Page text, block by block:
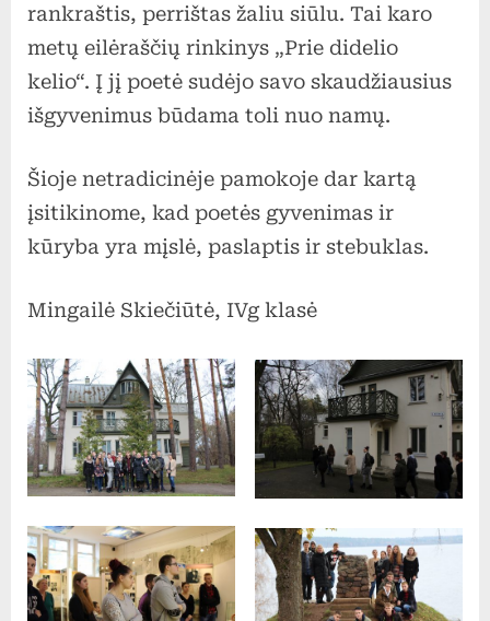
rankraštis, perrištas žaliu siūlu. Tai karo
metų eilėraščių rinkinys „Prie didelio
kelio“. Į jį poetė sudėjo savo skaudžiausius
išgyvenimus būdama toli nuo namų.
Šioje netradicinėje pamokoje dar kartą
įsitikinome, kad poetės gyvenimas ir
kūryba yra mįslė, paslaptis ir stebuklas.
Mingailė Skiečiūtė, IVg klasė